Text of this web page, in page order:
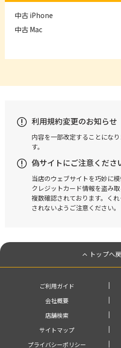
中古 iPhone
中古 Mac
利用規約変更のお知らせ
内容を一部改定することにな
す。
偽サイトにご注意くださ
当店のウェブサイトを巧妙に
クレジットカード情報を盗み
複数確認されております。く
されないようご注意ください。
トップへ
ご利用ガイド
会社概要
店舗検索
サイトマップ
プライバシーポリシー